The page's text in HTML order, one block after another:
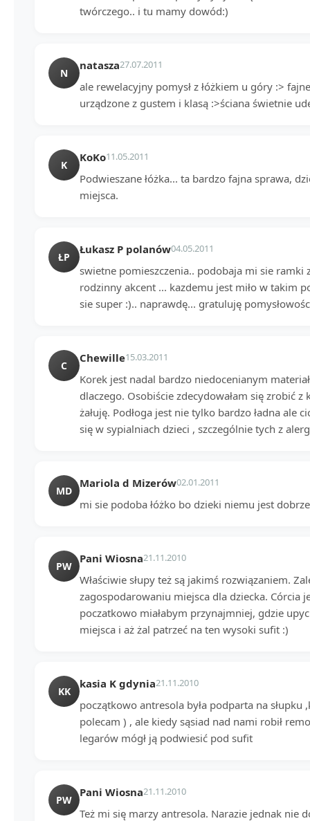
twórczego.. i tu mamy dowód:)
N
natasza27.07.2011
ale rewelacyjny pomysł z łóżkiem u góry :>
urządzone z gustem i klasą :>ściana świetnie
K
KoKo11.05.2011
Podwieszane łóżka... ta bardzo fajna sprawa,
miejsca.
ŁP
Łukasz P polanów04.05.2011
swietne pomieszczenia.. podobaja mi sie ramki
rodzinny akcent ... kazdemu jest miło w takim
sie super :).. naprawdę... gratuluję
C
Chewille15.03.2011
Korek jest nadal bardzo niedocenianym
dlaczego. Osobiście zdecydowałam się zrobić
żałuję. Podłoga jest nie tylko bardzo ładna ale
się w sypialniach dzieci , szczególnie tych z
MD
Mariola d Mizerów02.01.2011
mi sie podoba łóżko bo dzieki niemu jest
PW
Pani Wiosna21.11.2010
Właściwie słupy też są jakimś rozwiązaniem.
zagospodarowaniu miejsca dla dziecka. Córcia
poczatkowo miałabym przynajmniej, gdzie
miejsca i aż żal patrzeć na ten wysoki sufit :)
KK
kasia K gdynia21.11.2010
początkowo antresola była podparta na słupku
polecam ) , ale kiedy sąsiad nad nami robił
legarów mógł ją podwiesić pod sufit
PW
Pani Wiosna21.11.2010
Też mi się marzy antresola. Narazie jednak nie